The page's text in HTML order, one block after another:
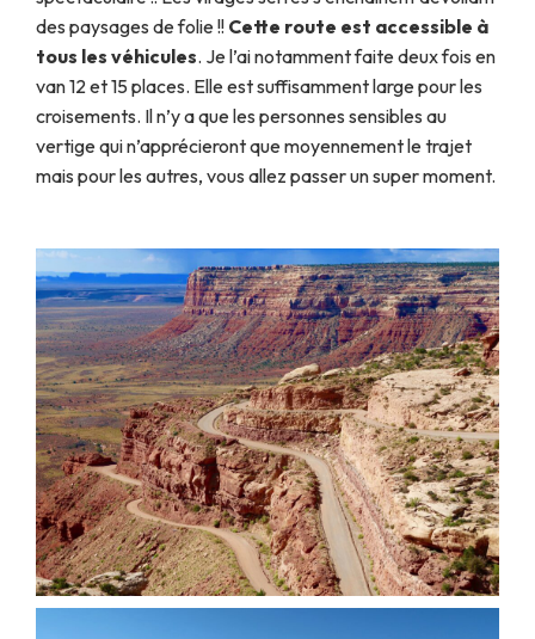
des paysages de folie !! Cette route est accessible à
tous les véhicules. Je l’ai notamment faite deux fois en
van 12 et 15 places. Elle est suffisamment large pour les
croisements. Il n’y a que les personnes sensibles au
vertige qui n’apprécieront que moyennement le trajet
mais pour les autres, vous allez passer un super moment.